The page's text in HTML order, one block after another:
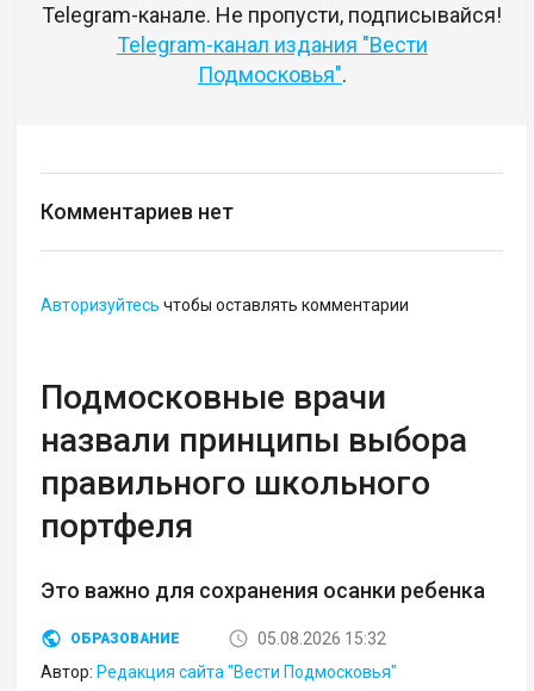
Telegram-канале. Не пропусти, подписывайся!
Telegram-канал издания "Вести
Подмосковья".
Комментариев нет
Авторизуйтесь чтобы оставлять комментарии
Подмосковные врачи
назвали принципы выбора
правильного школьного
портфеля
Это важно для сохранения осанки ребенка
ОБРАЗОВАНИЕ
05.08.2026 15:32
Автор: Редакция сайта "Вести Подмосковья"